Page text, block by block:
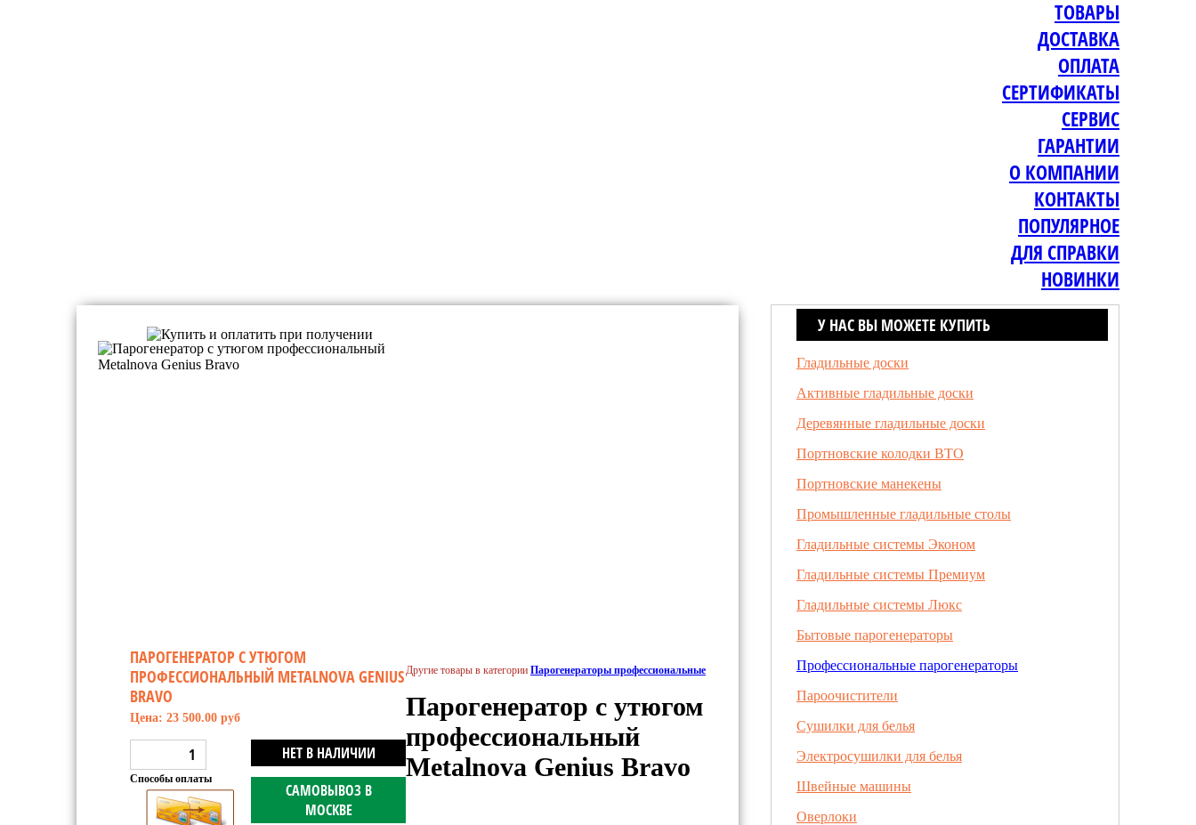
ТОВАРЫ
ДОСТАВКА
ОПЛАТА
СЕРТИФИКАТЫ
СЕРВИС
ГАРАНТИИ
О КОМПАНИИ
КОНТАКТЫ
ПОПУЛЯРНОЕ
ДЛЯ СПРАВКИ
НОВИНКИ
ПАРОГЕНЕРАТОР С УТЮГОМ
ПРОФЕССИОНАЛЬНЫЙ METALNOVA GENIUS
BRAVO
Цена: 23 500.00 руб
НЕТ В НАЛИЧИИ
САМОВЫВОЗ В
МОСКВЕ
Способы оплаты
Другие товары в категории Парогенераторы профессиональные
Парогенератор с утюгом
профессиональный
Metalnova Genius Bravo
У НАС ВЫ МОЖЕТЕ КУПИТЬ
Гладильные доски
Активные гладильные доски
Деревянные гладильные доски
Портновские колодки ВТО
Портновские манекены
Промышленные гладильные столы
Гладильные системы Эконом
Гладильные системы Премиум
Гладильные системы Люкс
Бытовые парогенераторы
Профессиональные парогенераторы
Пароочистители
Сушилки для белья
Электросушилки для белья
Швейные машины
Оверлоки